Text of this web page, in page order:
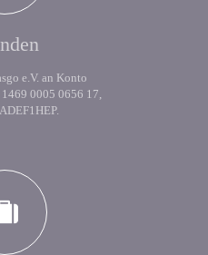
e.V. an Konto
0005 0656 17,